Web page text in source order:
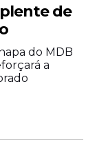
de
do MDB
a